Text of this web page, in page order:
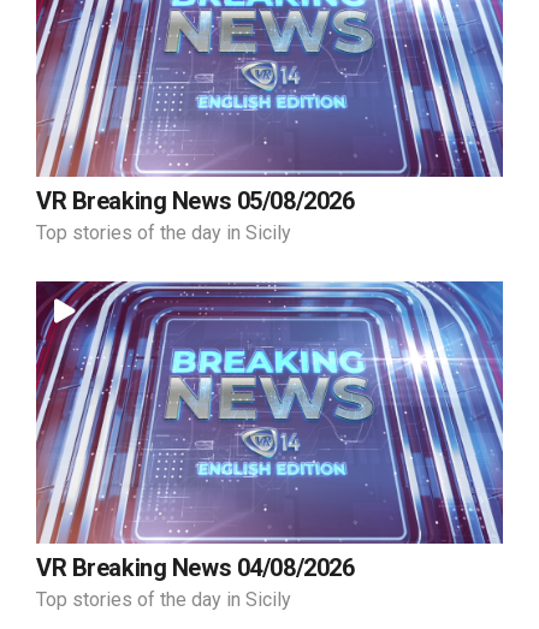
VR Breaking News 05/08/2026
Top stories of the day in Sicily
VR Breaking News 04/08/2026
Top stories of the day in Sicily